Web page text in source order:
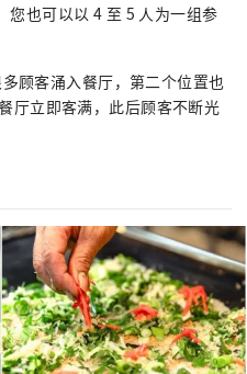
您也可以以 4 至 5 人为一组参
顾客涌入餐厅，第二个位置也
厅立即客满，此后顾客不断光